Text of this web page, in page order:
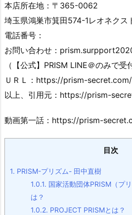
本店所在地： 〒365-0062
埼玉県鴻巣市箕田574-1レオネクス
電話番号：
お問い合わせ：
（【公式】PRISM LINE＠のみで受
ＵＲＬ：https://prism-
以上、引用元：https://prism-
動画第一話：https://prism-
目次
1. PRISM-プリズム- 田中直樹
1.0.1. 国家活動団体PRISM（プ
は？
1.0.2. PROJECT PRISMとは？